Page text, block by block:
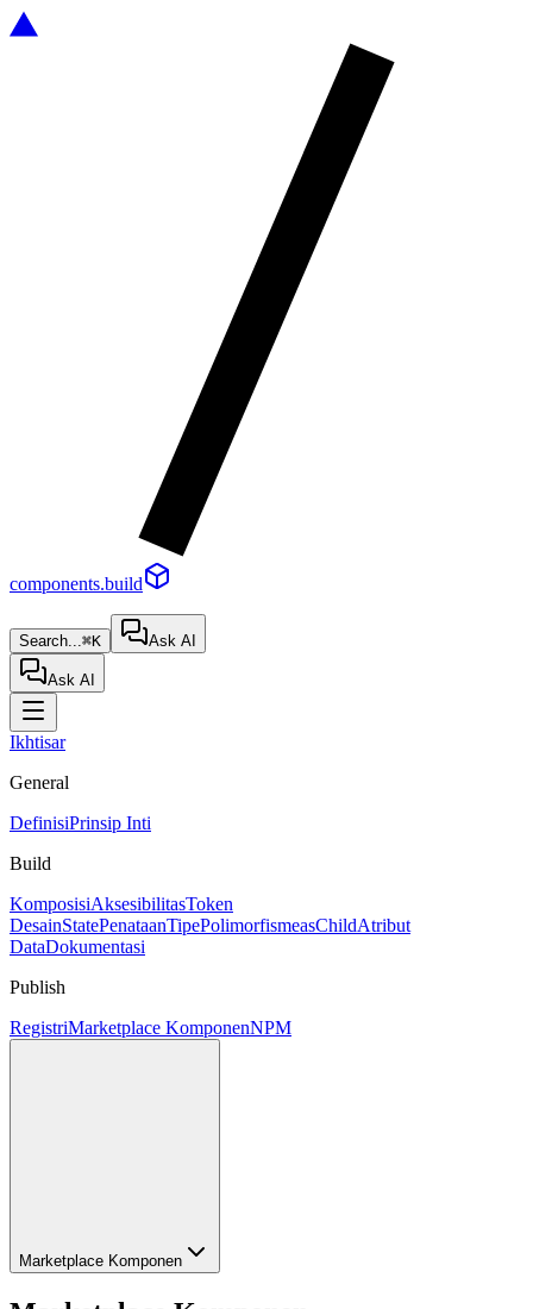
components.build
Search...⌘K Ask AI
Ask AI
Ikhtisar
General
DefinisiPrinsip Inti
Build
KomposisiAksesibilitasToken
DesainStatePenataanTipePolimorfismeasChildAtribut
DataDokumentasi
Publish
RegistriMarketplace KomponenNPM
Marketplace Komponen